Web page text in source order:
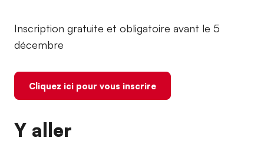
Inscription gratuite et obligatoire avant le 5
décembre
Cliquez ici pour vous inscrire
Y aller